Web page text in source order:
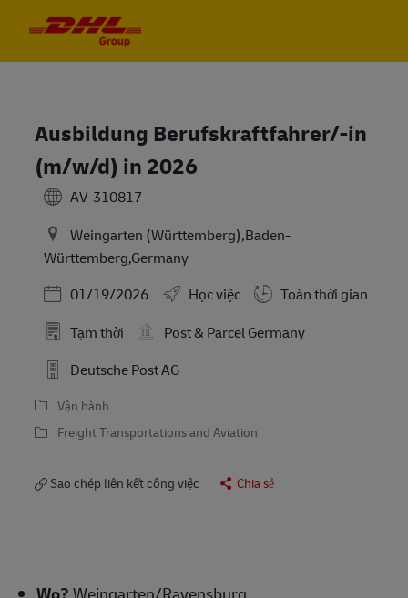
Ausbildung Berufskraftfahrer/-in
(m/w/d) in 2026
AV-310817
Weingarten (Württemberg),Baden-
Württemberg,Germany
Posted Date
01/19/2026 Học việc
Toàn thời gian
Tạm thời
Post & Parcel Germany
Deutsche Post AG
Vận hành
Freight Transportations and Aviation
Sao chép liên kết công việc Chia sẻ